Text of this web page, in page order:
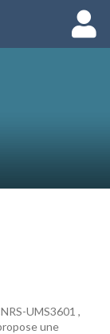
UMS3601 ,
une